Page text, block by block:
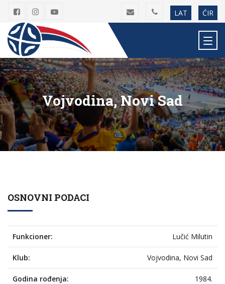
LAT ĆIR
Vojvodina, Novi Sad
OSNOVNI PODACI
Funkcioner: Lučić Milutin
Klub: Vojvodina, Novi Sad
Godina rođenja: 1984.